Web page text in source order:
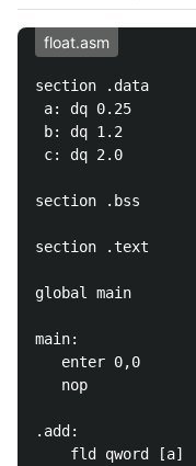
float.asm
section .data
a: dq 0.25
b: dq 1.2
c: dq 2.0
section .bss
section .text
global main
main:
   enter 0,0
   nop
.add:
    fld qword [a]